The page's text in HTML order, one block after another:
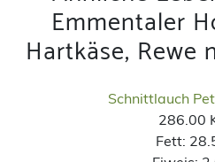
Emmentaler
Hartkäse, Rewe
Schnittlauch
286.00
Fett: